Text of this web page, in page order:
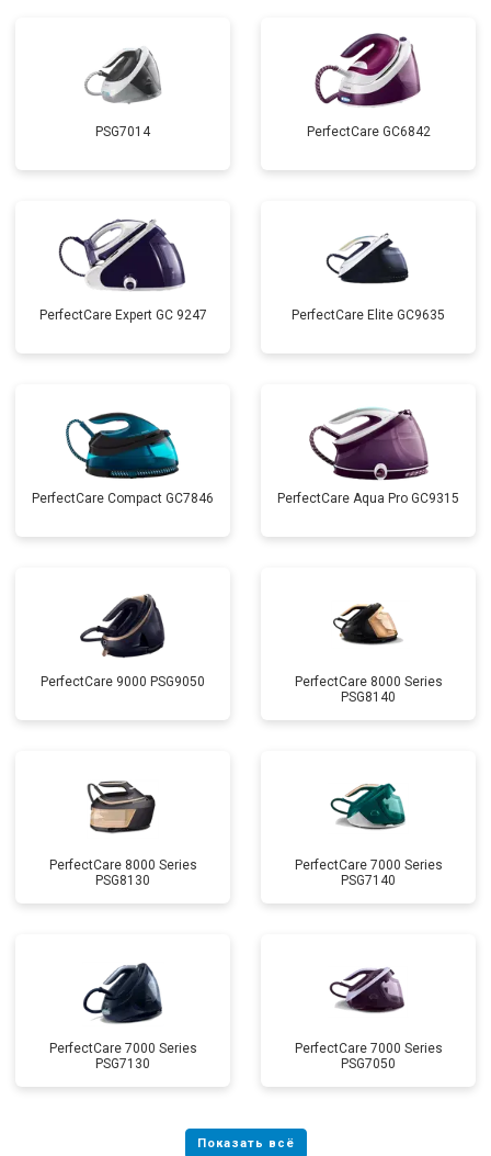
PSG7014 PerfectCare GC6842
PerfectCare Expert GC 9247 PerfectCare Elite GC9635
PerfectCare Compact GC7846 PerfectCare Aqua Pro GC9315
PerfectCare 9000 PSG9050
PerfectCare 8000 Series
PSG8140
PerfectCare 8000 Series
PSG8130
PerfectCare 7000 Series
PSG7140
PerfectCare 7000 Series
PSG7130
PerfectCare 7000 Series
PSG7050